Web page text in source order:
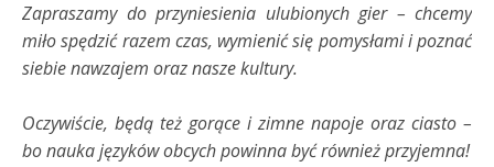
Zapraszamy do przyniesienia ulubionych gier – chcemy
miło spędzić razem czas, wymienić się pomysłami i poznać
siebie nawzajem oraz nasze kultury.
Oczywiście, będą też gorące i zimne napoje oraz ciasto –
bo nauka języków obcych powinna być również przyjemna!